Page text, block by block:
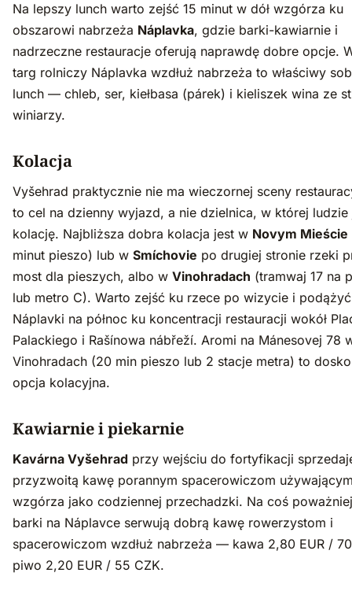
Na lepszy lunch warto zejść 15 minut w dół wzgórza ku
obszarowi nabrzeża Náplavka, gdzie barki-kawiarnie i
nadrzeczne restauracje oferują naprawdę dobre opcje.
targ rolniczy Náplavka wzdłuż nabrzeża to właściwy
lunch — chleb, ser, kiełbasa (párek) i kieliszek wina ze
winiarzy.
Kolacja
Vyšehrad praktycznie nie ma wieczornej sceny
to cel na dzienny wyjazd, a nie dzielnica, w której ludzie
kolację. Najbliższa dobra kolacja jest w Novym Mieście
minut pieszo) lub w Smíchovie po drugiej stronie rzeki
most dla pieszych, albo w Vinohradach (tramwaj 17 na
lub metro C). Warto zejść ku rzece po wizycie i podążyć
Náplavki na północ ku koncentracji restauracji wokół
Palackiego i Rašínowa nábřeží. Aromi na Mánesovej 78
Vinohradach (20 min pieszo lub 2 stacje metra) to
opcja kolacyjna.
Kawiarnie i piekarnie
Kavárna Vyšehrad przy wejściu do fortyfikacji
przyzwoitą kawę porannym spacerowiczom
wzgórza jako codziennej przechadzki. Na coś
barki na Náplavce serwują dobrą kawę rowerzystom i
spacerowiczom wzdłuż nabrzeża — kawa 2,80 EUR /
piwo 2,20 EUR / 55 CZK.